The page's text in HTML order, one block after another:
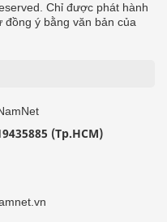
Chỉ được phát hành
đồng ý bằng văn bản của
(Tp.HCM)